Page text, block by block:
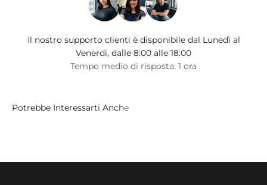
Il nostro supporto clienti è disponibile dal Lunedì al
Venerdì, dalle 8:00 alle 18:00
Tempo medio di risposta: 1 ora